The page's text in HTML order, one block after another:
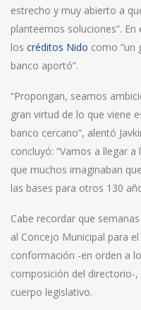
estrecho y muy abierto a
planteemos soluciones”.
los créditos Nido como “un
banco aportó”.
“Propongan, seamos
gran virtud de lo que viene
banco cercano”, alentó
concluyó: “Vamos a llegar
que muchos imaginaban
las bases para otros 130
Cabe recordar que
al Concejo Municipal para
conformación -en orden a
composición del directorio-
cuerpo legislativo.